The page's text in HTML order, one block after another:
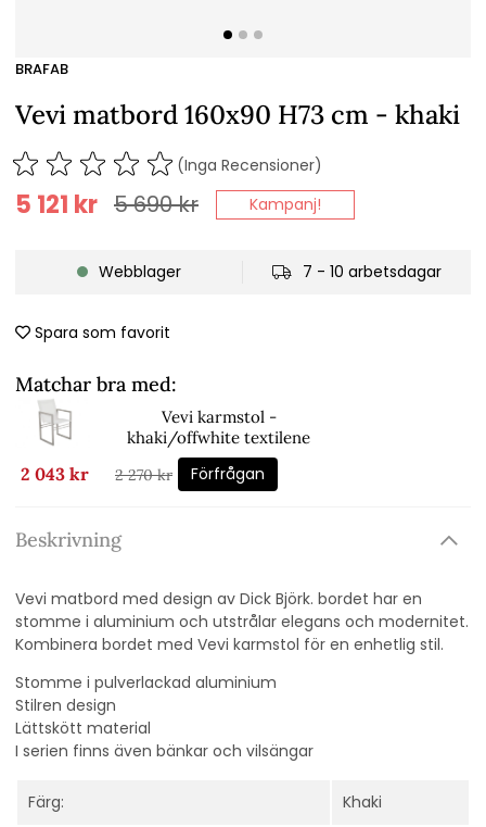
BRAFAB
Vevi matbord 160x90 H73 cm - khaki
(Inga Recensioner)
5 690kr
5 121 kr Kampanj!
Webblager 7 - 10 arbetsdagar
Spara som favorit
Matchar bra med:
Vevi karmstol -
khaki/offwhite textilene
2 043 kr 2 270 kr Förfrågan
Beskrivning
Vevi matbord med design av Dick Björk. bordet har en
stomme i aluminium och utstrålar elegans och modernitet.
Kombinera bordet med Vevi karmstol för en enhetlig stil.
Stomme i pulverlackad aluminium
Stilren design
Lättskött material
I serien finns även bänkar och vilsängar
Färg: Khaki